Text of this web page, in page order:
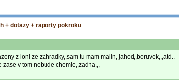
+ dotazy + raporty pokroku
z loni ze zahradky,,sam tu mam malin, jahod,,boruvek,,,atd..
zase v tom nebude chemie,,zadna,,,